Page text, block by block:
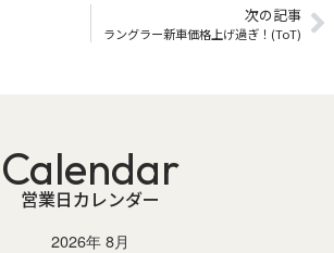
次の記事
ラングラー新車価格上げ過ぎ！(ToT)
Calendar
営業日カレンダー
2026年 8月